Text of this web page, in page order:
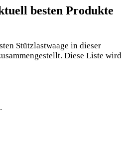
besten Produkte
Stützlastwaage in dieser
Diese Liste wird